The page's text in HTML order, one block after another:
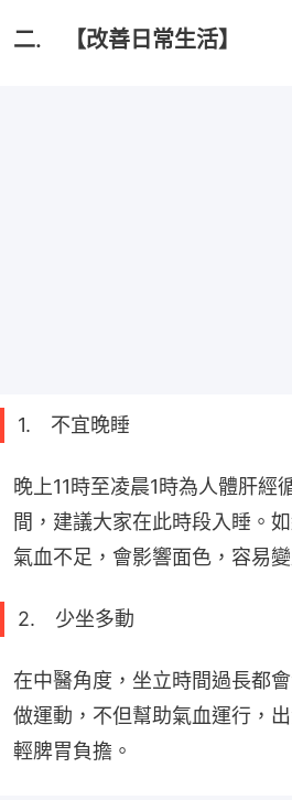
二. 【改善日常生活】
1. 不宜晚睡
晚上11時至凌晨1時為人體肝經
間，建議大家在此時段入睡。
氣血不足，會影響面色，容易
2. 少坐多動
在中醫角度，坐立時間過長都
做運動，不但幫助氣血運行，
輕脾胃負擔。